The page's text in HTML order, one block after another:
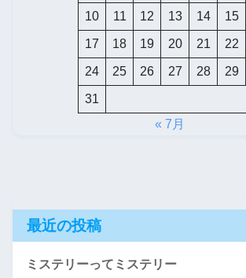
10 11 12 13 14 15
17 18 19 20 21 22
24 25 26 27 28 29
31
« 7月
最近の投稿
ミステリーってミステリー